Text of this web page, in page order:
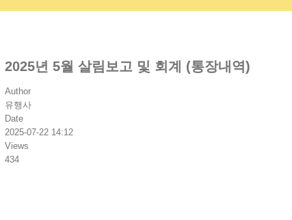
2025년 5월 살림보고 및 회계 (통장내역)
Author
유행사
Date
2025-07-22 14:12
Views
434